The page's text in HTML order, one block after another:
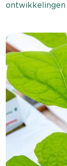
onze Product
Vermeer. Lees
Onder Glas of